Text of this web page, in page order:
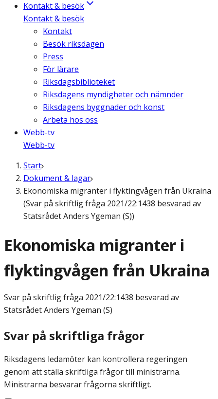
Kontakt & besök
Kontakt & besök
Kontakt
Besök riksdagen
Press
För lärare
Riksdagsbiblioteket
Riksdagens myndigheter och nämnder
Riksdagens byggnader och konst
Arbeta hos oss
Webb-tv
Webb-tv
Start
Dokument & lagar
Ekonomiska migranter i flyktingvågen från Ukraina
(Svar på skriftlig fråga 2021/22:1438 besvarad av
Statsrådet Anders Ygeman (S))
Ekonomiska migranter i
flyktingvågen från Ukraina
Svar på skriftlig fråga 2021/22:1438 besvarad av
Statsrådet Anders Ygeman (S)
Svar på skriftliga frågor
Riksdagens ledamöter kan kontrollera regeringen
genom att ställa skriftliga frågor till ministrarna.
Ministrarna besvarar frågorna skriftligt.